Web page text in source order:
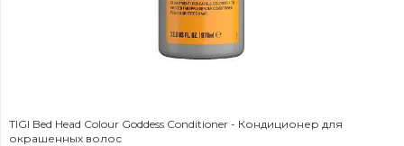
TIGI Bed Head Colour Goddess Conditioner - Кондиционер для
окрашенных волос